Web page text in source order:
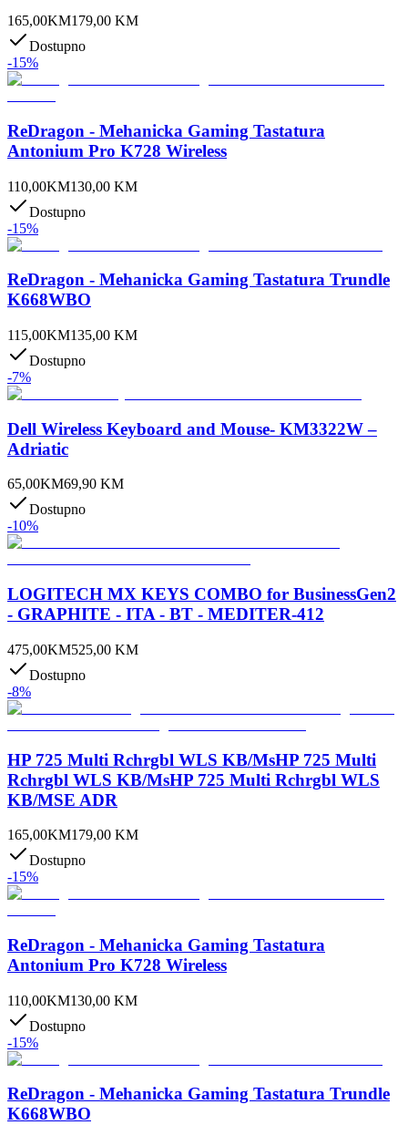
165,00KM179,00 KM
Dostupno
-15%
ReDragon - Mehanicka Gaming Tastatura
Antonium Pro K728 Wireless
110,00KM130,00 KM
Dostupno
-15%
ReDragon - Mehanicka Gaming Tastatura Trundle
K668WBO
115,00KM135,00 KM
Dostupno
-7%
Dell Wireless Keyboard and Mouse- KM3322W –
Adriatic
65,00KM69,90 KM
Dostupno
-10%
LOGITECH MX KEYS COMBO for BusinessGen2
- GRAPHITE - ITA - BT - MEDITER-412
475,00KM525,00 KM
Dostupno
-8%
HP 725 Multi Rchrgbl WLS KB/MsHP 725 Multi
Rchrgbl WLS KB/MsHP 725 Multi Rchrgbl WLS
KB/MSE ADR
165,00KM179,00 KM
Dostupno
-15%
ReDragon - Mehanicka Gaming Tastatura
Antonium Pro K728 Wireless
110,00KM130,00 KM
Dostupno
-15%
ReDragon - Mehanicka Gaming Tastatura Trundle
K668WBO